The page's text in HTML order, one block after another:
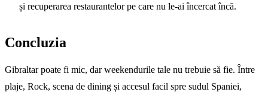
și recuperarea restaurantelor pe care nu le-ai încercat încă.
Concluzia
Gibraltar poate fi mic, dar weekendurile tale nu trebuie să fie. Între
plaje, Rock, scena de dining și accesul facil spre sudul Spaniei,